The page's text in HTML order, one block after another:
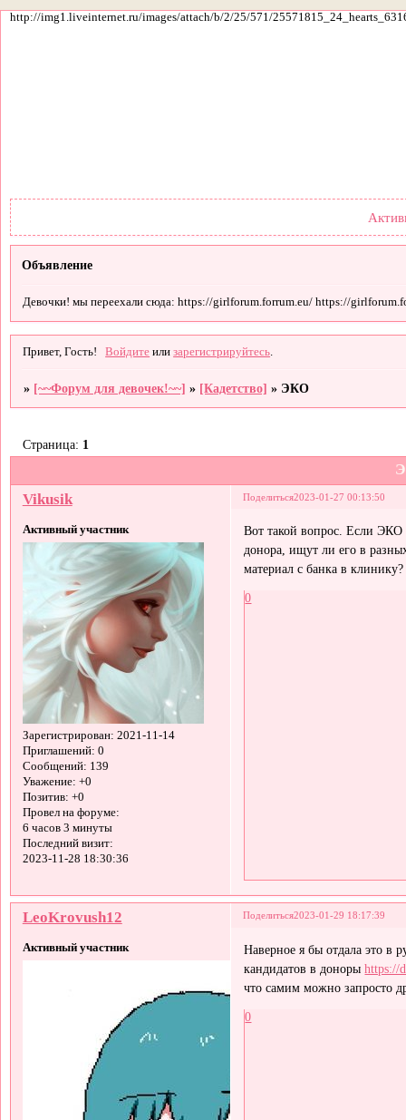
http://img1.liveinternet.ru/images/attach/b/2/25/571/
Объявление
Девочки! мы переехали сюда: https://girlforum.forrum.eu/ https://
Привет, Гость! Войдите илизарегистрируйтесь
» [~~Форум для девочек!~~] » [Кадетство] » ЭКО
Страница: 1
Поделиться2023-01-27 00:13:50
Vikusik
Активный участник
Зарегистрирован: 2021-11-14
Приглашений: 0
Сообщений: 139
Уважение: +0
Позитив: +0
Провел на форуме:
6 часов 3 минуты
Последний визит:
2023-11-28 18:30:36
Вот такой вопрос. Если ЭКО
донора, ищут ли его в
материал с банка в
0
Поделиться2023-01-29 18:17:39
LeoKrovush12
Активный участник
Наверное я бы отдала это в
кандидатов в донорыhttps://
что самим можно запросто
0